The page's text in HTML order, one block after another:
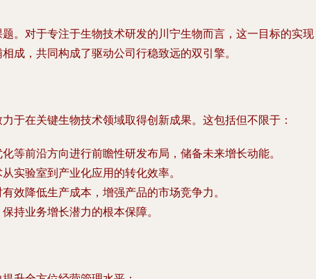
。对于专注于生物技术研发的川宁生物而言，这一目标的实
成，共同构成了驱动公司行稳致远的双引擎。
于在关键生物技术领域取得创新成果。这包括但不限于：
等前沿方向进行前瞻性研发布局，储备未来增长动能。
实验室到产业化应用的转化效率。
效降低生产成本，增强产品的市场竞争力。
持业务增长潜力的根本保障。